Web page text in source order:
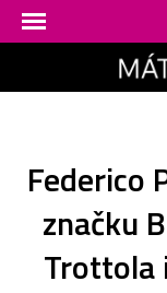
Federico
značku
Trottola